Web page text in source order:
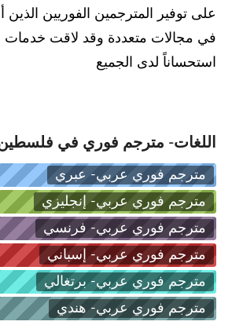
على توفير المترجمين الفوريين الذين
في مجالات متعددة وقد لاقت خدمات
استحساناً لدى الجميع
اللغات- مترجم فوري في
مترجم فوري عربي- عبري
مترجم فوري عربي- إنجليزي
مترجم فوري عربي- فرنسي
مترجم فوري عربي- إسباني
مترجم فوري عربي- برتغالي
مترجم فوري عربي- هندي